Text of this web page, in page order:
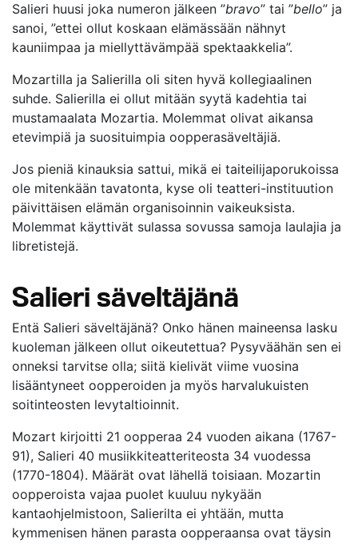
Salieri huusi joka numeron jälkeen ”bravo” tai ”bello” ja
sanoi, ”ettei ollut koskaan elämässään nähnyt
kauniimpaa ja miellyttävämpää spektaakkelia”.
Mozartilla ja Salierilla oli siten hyvä kollegiaalinen
suhde. Salierilla ei ollut mitään syytä kadehtia tai
mustamaalata Mozartia. Molemmat olivat aikansa
etevimpiä ja suosituimpia oopperasäveltäjiä.
Jos pieniä kinauksia sattui, mikä ei taiteilijaporukoissa
ole mitenkään tavatonta, kyse oli teatteri-instituution
päivittäisen elämän organisoinnin vaikeuksista.
Molemmat käyttivät sulassa sovussa samoja laulajia ja
libretistejä.
Salieri säveltäjänä
Entä Salieri säveltäjänä? Onko hänen maineensa lasku
kuoleman jälkeen ollut oikeutettua? Pysyväähän sen ei
onneksi tarvitse olla; siitä kielivät viime vuosina
lisääntyneet oopperoiden ja myös harvalukuisten
soitinteosten levytaltioinnit.
Mozart kirjoitti 21 oopperaa 24 vuoden aikana (1767-
91), Salieri 40 musiikkiteatteriteosta 34 vuodessa
(1770-1804). Määrät ovat lähellä toisiaan. Mozartin
oopperoista vajaa puolet kuuluu nykyään
kantaohjelmistoon, Salierilta ei yhtään, mutta
kymmenisen hänen parasta oopperaansa ovat täysin